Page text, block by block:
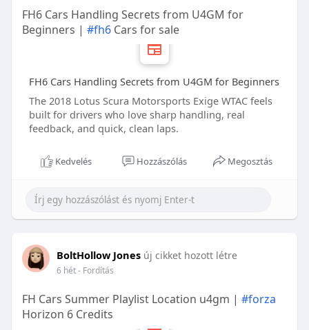
FH6 Cars Handling Secrets from U4GM for
Beginners | #fh6Cars for sale
FH6 Cars Handling Secrets from U4GM for Beginners
The 2018 Lotus Scura Motorsports Exige WTAC feels
built for drivers who love sharp handling, real
feedback, and quick, clean laps.
Kedvelés Hozzászólás Megosztás
BoltHollow Jones új cikket hozott létre
6 hét- Fordítás
FH Cars Summer Playlist Location u4gm | #forza
Horizon 6 Credits